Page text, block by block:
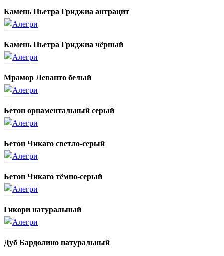
Камень Пьетра Гриджиа антрацит
Камень Пьетра Гриджиа чёрный
Мрамор Леванто белый
Бетон орнаментальный серый
Бетон Чикаго светло-серый
Бетон Чикаго тёмно-серый
Гикори натуральный
Дуб Бардолино натуральный